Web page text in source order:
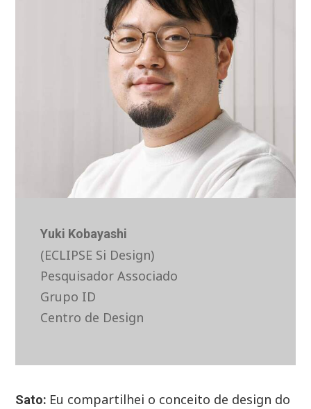
Yuki Kobayashi
(ECLIPSE Si Design)
Pesquisador Associado
Grupo ID
Centro de Design
Sato: Eu compartilhei o conceito de design do